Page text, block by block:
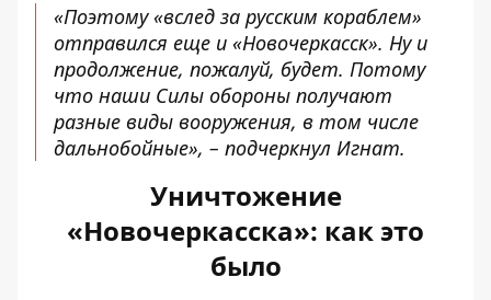
«Поэтому «вслед за русским кораблем»
отправился еще и «Новочеркасск». Ну и
продолжение, пожалуй, будет. Потому
что наши Силы обороны получают
разные виды вооружения, в том числе
дальнобойные», – подчеркнул Игнат.
Уничтожение
«Новочеркасска»: как это
было